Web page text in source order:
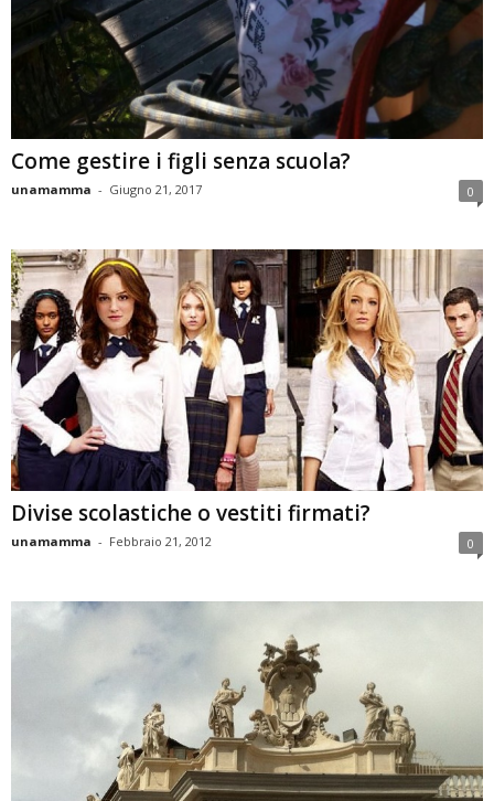
Come gestire i figli senza scuola?
unamamma - Giugno 21, 2017 0
Divise scolastiche o vestiti firmati?
unamamma - Febbraio 21, 2012 0